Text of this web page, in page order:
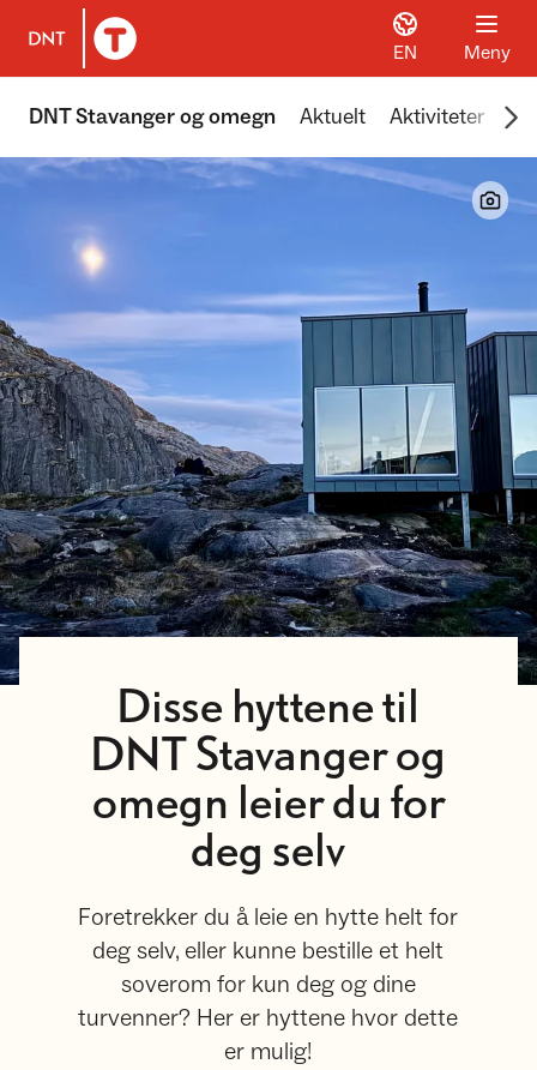
Til DNT.no forside
EN Meny
DNT Stavanger og omegn Aktuelt Aktiviteter
Disse hyttene til
DNT Stavanger og
omegn leier du for
deg selv
Foretrekker du å leie en hytte helt for
deg selv, eller kunne bestille et helt
soverom for kun deg og dine
turvenner? Her er hyttene hvor dette
er mulig!